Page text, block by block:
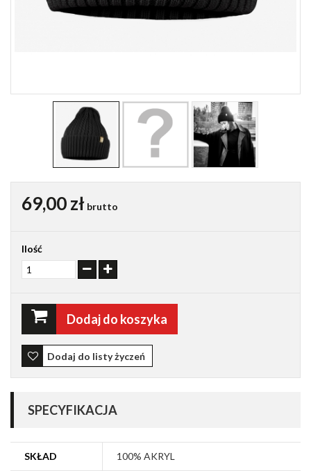
69,00 zł brutto
Ilość
Dodaj do koszyka
Dodaj do listy życzeń
SPECYFIKACJA
SKŁAD 100% AKRYL